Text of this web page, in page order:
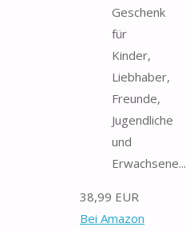
Geschenk
für
Kinder,
Liebhaber,
Freunde,
Jugendliche
und
Erwachsene...
38,99 EUR
Bei Amazon